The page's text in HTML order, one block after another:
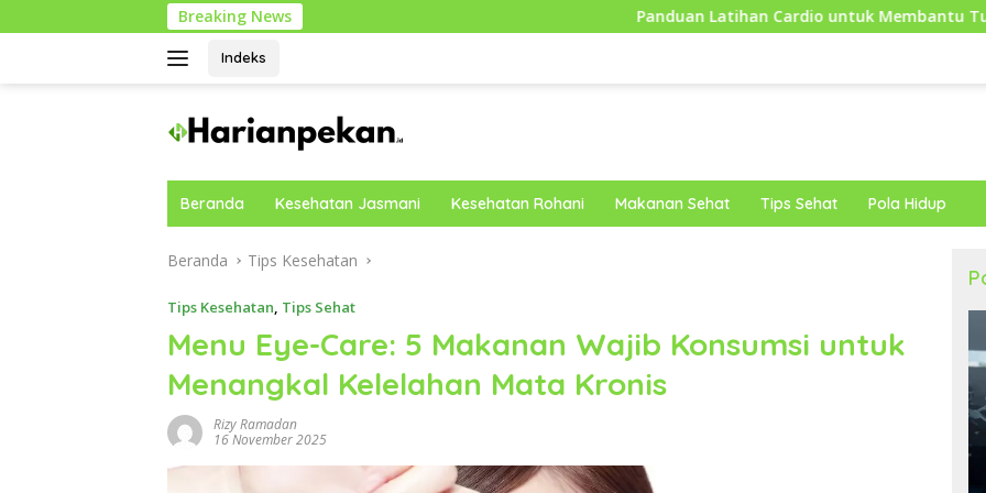
ke
Breaking News Panduan Latihan Cardio untuk Membantu Tubuh Lebih Bugar
Indeks
Beranda Kesehatan Jasmani Kesehatan Rohani Makanan Sehat Tips Sehat Pola Hidup
Beranda Tips Kesehatan
Tips Kesehatan, Tips Sehat
Menu Eye-Care: 5 Makanan Wajib Konsumsi untuk
Menangkal Kelelahan Mata Kronis
Rizy Ramadan
16 November 2025